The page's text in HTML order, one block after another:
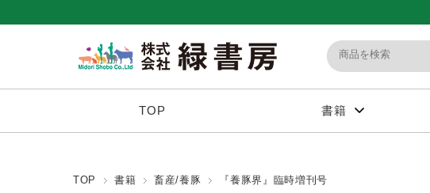
TOP 書籍
TOP 書籍 畜産/養豚 『養豚界』臨時増刊号